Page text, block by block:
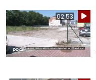
02:53